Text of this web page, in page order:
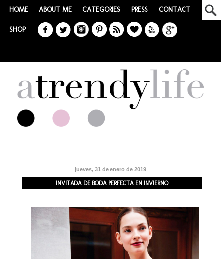
HOME ABOUT ME CATEGORIES PRESS CONTACT
SHOP
jueves, 31 de enero de 2019
INVITADA DE BODA PERFECTA EN INVIERNO